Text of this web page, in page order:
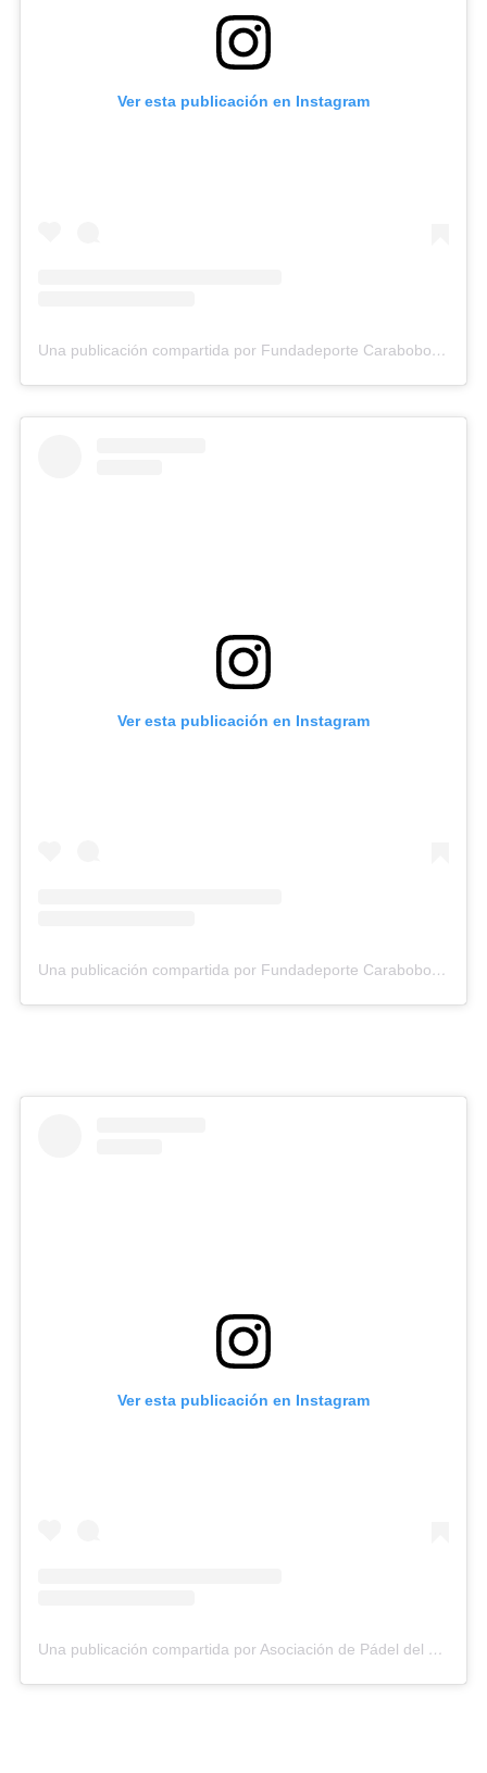
Ver esta publicación en Instagram
Una publicación compartida por Fundadeporte Carabobo (@fundadeporte)
Ver esta publicación en Instagram
Una publicación compartida por Fundadeporte Carabobo (@fundadeporte)
Ver esta publicación en Instagram
Una publicación compartida por Asociación de Pádel del Estado Carabobo (@asopadelcarabobo)